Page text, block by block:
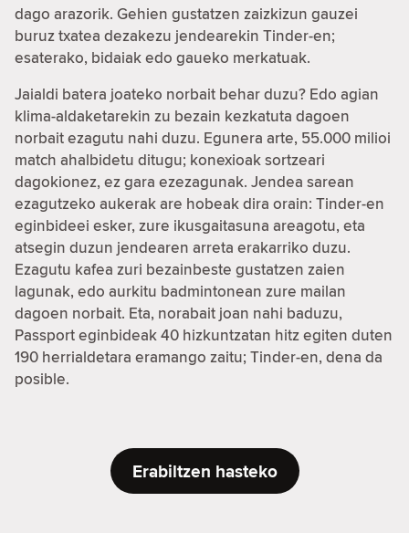
dago arazorik. Gehien gustatzen zaizkizun gauzei
buruz txatea dezakezu jendearekin Tinder-en;
esaterako, bidaiak edo gaueko merkatuak.
Jaialdi batera joateko norbait behar duzu? Edo agian
klima-aldaketarekin zu bezain kezkatuta dagoen
norbait ezagutu nahi duzu. Egunera arte, 55.000 milioi
match ahalbidetu ditugu; konexioak sortzeari
dagokionez, ez gara ezezagunak. Jendea sarean
ezagutzeko aukerak are hobeak dira orain: Tinder-en
eginbideei esker, zure ikusgaitasuna areagotu, eta
atsegin duzun jendearen arreta erakarriko duzu.
Ezagutu kafea zuri bezainbeste gustatzen zaien
lagunak, edo aurkitu badmintonean zure mailan
dagoen norbait. Eta, norabait joan nahi baduzu,
Passport eginbideak 40 hizkuntzatan hitz egiten duten
190 herrialdetara eramango zaitu; Tinder-en, dena da
posible.
Erabiltzen hasteko